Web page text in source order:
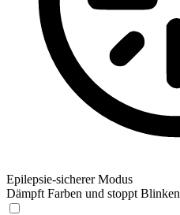
Epilepsie-sicherer Modus
Dämpft Farben und stoppt Blinken